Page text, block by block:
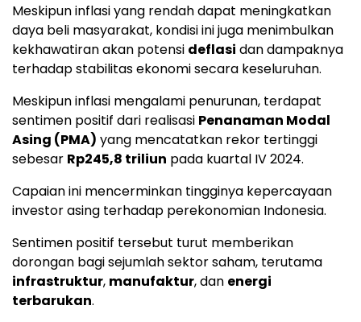
Meskipun inflasi yang rendah dapat meningkatkan
daya beli masyarakat, kondisi ini juga menimbulkan
kekhawatiran akan potensi deflasi dan dampaknya
terhadap stabilitas ekonomi secara keseluruhan.
Meskipun inflasi mengalami penurunan, terdapat
sentimen positif dari realisasi Penanaman Modal
Asing (PMA) yang mencatatkan rekor tertinggi
sebesar Rp245,8 triliun pada kuartal IV 2024.
Capaian ini mencerminkan tingginya kepercayaan
investor asing terhadap perekonomian Indonesia.
Sentimen positif tersebut turut memberikan
dorongan bagi sejumlah sektor saham, terutama
infrastruktur, manufaktur, dan energi
terbarukan.